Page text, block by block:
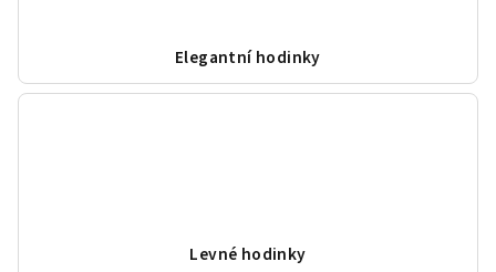
Elegantní hodinky
Levné hodinky